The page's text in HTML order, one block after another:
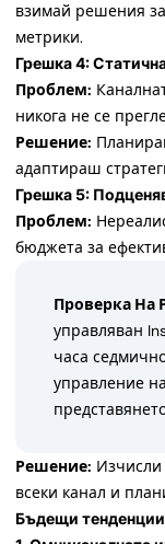
взимай решения
метрики.
Грешка 4:
Проблем:
никога не се
Решение:
адаптираш
Грешка 5:
Проблем:
бюджета за
Проверка На
управляван
часа
управление
Решение: Изчисли
всеки канал и
Бъдещи тенденции